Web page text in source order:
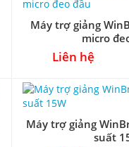
Máy trợ giảng
micro
Liên hệ
Máy trợ giảng
suất